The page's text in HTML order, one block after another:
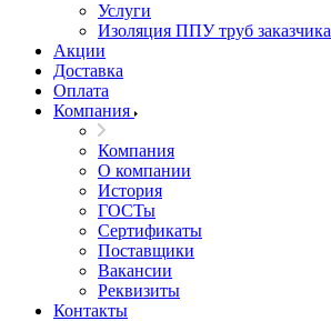
Услуги
Изоляция ППУ труб заказчика
Акции
Доставка
Оплата
Компания
Компания
О компании
История
ГОСТы
Сертификаты
Поставщики
Вакансии
Реквизиты
Контакты